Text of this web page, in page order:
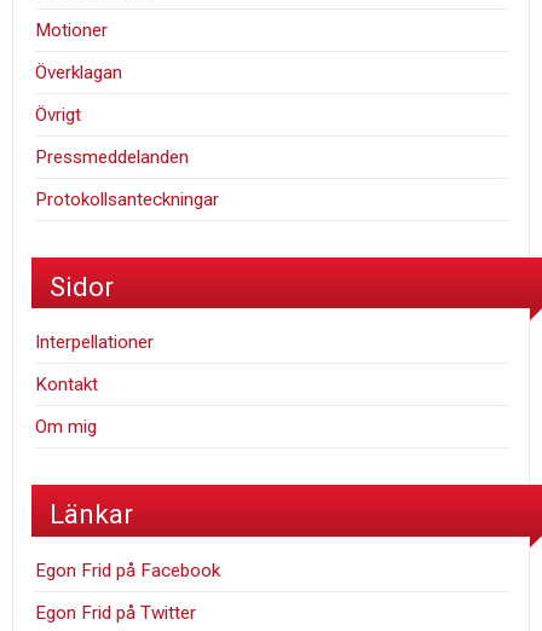
Motioner
Överklagan
Övrigt
Pressmeddelanden
Protokollsanteckningar
Sidor
Interpellationer
Kontakt
Om mig
Länkar
Egon Frid på Facebook
Egon Frid på Twitter